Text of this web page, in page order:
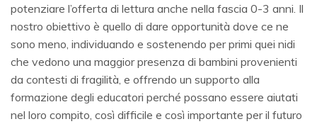
potenziare l’offerta di lettura anche nella fascia 0-3 anni. Il
nostro obiettivo è quello di dare opportunità dove ce ne
sono meno, individuando e sostenendo per primi quei nidi
che vedono una maggior presenza di bambini provenienti
da contesti di fragilità, e offrendo un supporto alla
formazione degli educatori perché possano essere aiutati
nel loro compito, così difficile e così importante per il futuro